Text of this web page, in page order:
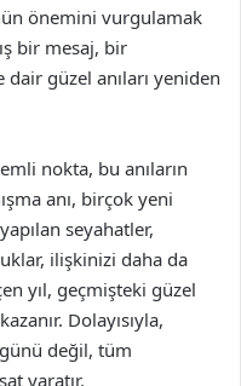
önemini vurgulamak
bir mesaj, bir
güzel anıları yeniden
nokta, bu anıların
anı, birçok yeni
seyahatler,
ilişkinizi daha da
yıl, geçmişteki güzel
Dolayısıyla,
günü değil, tüm
yaratır.